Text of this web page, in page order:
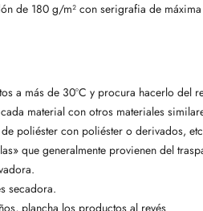
de 180 g/m² con serigrafia de
a más de 30ºC y procura hacerlo del
material con otros materiales
poliéster con poliéster o derivados,
que generalmente provienen del
secadora.